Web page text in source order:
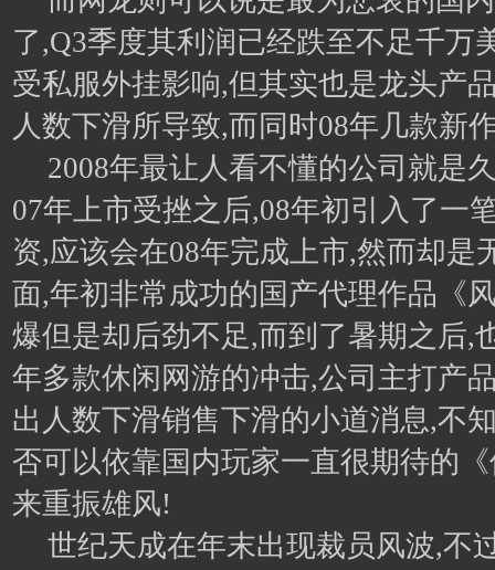
了,Q3季度其利润已经跌至不足千万
受私服外挂影响,但其实也是龙头产
人数下滑所导致,而同时08年几款新
2008年最让人看不懂的公司就是
07年上市受挫之后,08年初引入了一
资,应该会在08年完成上市,然而却是
面,年初非常成功的国产代理作品《
爆但是却后劲不足,而到了暑期之后,
年多款休闲网游的冲击,公司主打产
出人数下滑销售下滑的小道消息,不
否可以依靠国内玩家一直很期待的
来重振雄风!
世纪天成在年末出现裁员风波,不